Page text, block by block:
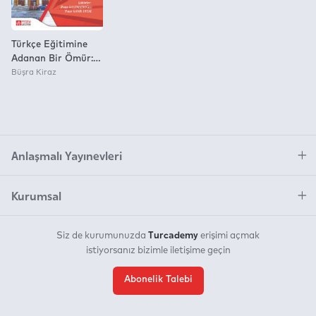
Türkçe Eğitimine
Adanan Bir Ömür:
Dr. Asiye Duman’A
Büşra Kiraz
Anlaşmalı Yayınevleri
Kurumsal
Siz de kurumunuzda Turcademy erişimi açmak
istiyorsanız bizimle iletişime geçin
Abonelik Talebi